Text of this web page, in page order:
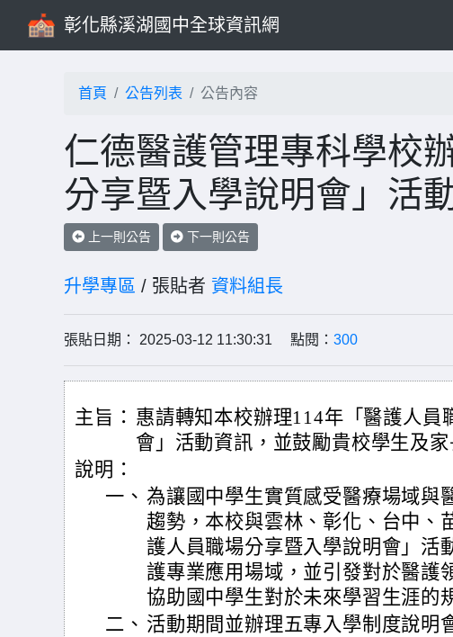
彰化縣溪湖國中全球資訊網
首頁 公告列表 公告內容
仁德醫護管理專科學校
分享暨入學說明會」活
上一則公告 下一則公告
升學專區 / 張貼者 資料組長
張貼日期： 2025-03-12 11:30:31 點閱： 300
主旨： 惠請轉知本校辦理114年「醫護人員
會」活動資訊，並鼓勵貴校學生及
說明：
一、 為讓國中學生實質感受醫療場域與
趨勢，本校與雲林、彰化、台中、
護人員職場分享暨入學說明會」活
護專業應用場域，並引發對於醫護
協助國中學生對於未來學習生涯的
二、 活動期間並辦理五專入學制度說明